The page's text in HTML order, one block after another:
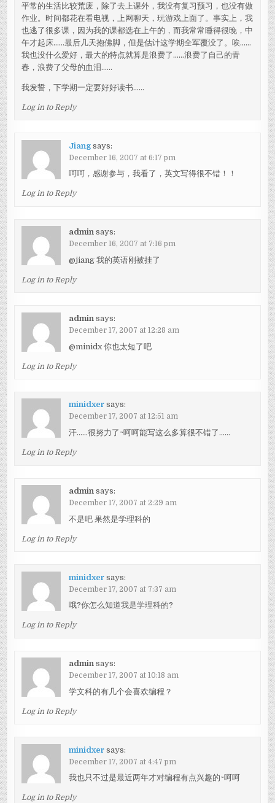
平常的生活比较荒废，除了去上课外，我没有复习预习，也没有做
作业。时间都花在看电视，上网聊天，玩游戏上面了。事实上，我
也逃了很多课，因为我的课都选在上午的，而我常常睡得很晚，中
午才起床……最后几天抱佛脚，但是估计这学期全军覆没了。唉……
我也没什么爱好，最大的特点就算是浪费了……浪费了自己的青
春，浪费了父母的血泪……
我发誓，下学期一定要好好读书……
Log in to Reply
Jiang says:
December 16, 2007 at 6:17 pm
呵呵，感谢参与，我看了，英文写得很不错！！
Log in to Reply
admin says:
December 16, 2007 at 7:16 pm
@jiang 我的英语刚被挂了
Log in to Reply
admin says:
December 17, 2007 at 12:28 am
@minidx 你也太短了吧
Log in to Reply
minidxer says:
December 17, 2007 at 12:51 am
汗……很努力了~呵呵能写这么多算很不错了……
Log in to Reply
admin says:
December 17, 2007 at 2:29 am
不是吧 果然是学理科的
Log in to Reply
minidxer says:
December 17, 2007 at 7:37 am
哦?你怎么知道我是学理科的?
Log in to Reply
admin says:
December 17, 2007 at 10:18 am
学文科的有几个会喜欢编程？
Log in to Reply
minidxer says:
December 17, 2007 at 4:47 pm
我也只不过是最近两年才对编程有点兴趣的~呵呵
Log in to Reply